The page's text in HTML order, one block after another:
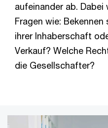
aufeinander ab.
Fragen wie:
ihrer Inhaberschaft
Verkauf? Welche
die Gesellschafter?